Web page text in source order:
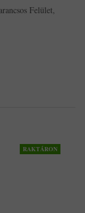
Felület,
RAKTÁRON